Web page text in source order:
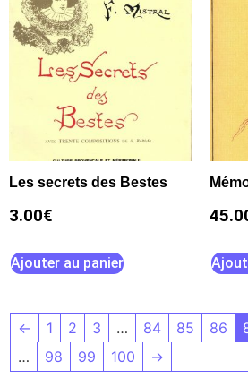
Les secrets des Bestes
3.00€
Ajouter au panier
← 1 2 3 … 84 85 86
…
98 99 100 →